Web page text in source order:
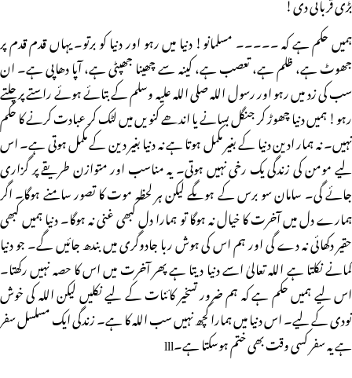
ہمیں حکم ہے کہ ۔۔۔۔۔ مسلمانو! دنیا میں رہو اور دنیا کو برتو۔ یہاں قدم قدم پر
جھوٹ ہے، ظلم ہے، تعصب ہے، کینہ سے چھینا جھپٹی ہے، آپا دھاپی ہے۔ ان
سب کی زد میں رہو اور رسول اللہ صلی اللہ علیہ وسلم کے بتائے ہوئے راستے پر چلتے
رہو! ہمیں دنیا چھوڑ کر جنگل بسانے یا اندھے کنویں میں لٹک کر عبادت کرنے کا حکم
نہیں۔ نہ ہمار ادین دنیا کے بغیر مکمل ہوتا ہے نہ دنیا بغیر دین کے مکمل ہوتی ہے۔ اس
لیے مومن کی زندگی یک رخی نہیں ہوتی۔ یہ مناسب اور متوازن طریقے پر گزاری
جائے گی۔ سامان سو برس کے ہوںگے لیکن ہر لحظہ موت کا تصور سامنے ہوگا۔ اگر
ہمارے دل میں آخرت کا خیال نہ ہوگا تو ہمارا دل کبھی غنی نہ ہوگا۔ دنیا ہمیں کبھی
حقیر دکھائی نہ دے گی اور ہم اس کی ہوش ربا جادوگری میں بندھ جائیں گے۔ جو دنیا
کمانے نکلتا ہے اللہ تعالیٰ اسے دنیا دیتا ہے پھر آخرت میں اس کا حصہ نہیں رکھتا۔
اس لیے ہمیں حکم ہے کہ ہم ضرور تسخیر کائنات کے لیے نکلیں لیکن اللہ کی خوش
نودی کے لیے۔ اس دنیا میں ہمارا کچھ نہیں سب اللہ کا ہے۔ زندگی ایک مسلسل سفر
ہے یہ سفر کسی وقت بھی ختم ہوسکتا ہے۔lll